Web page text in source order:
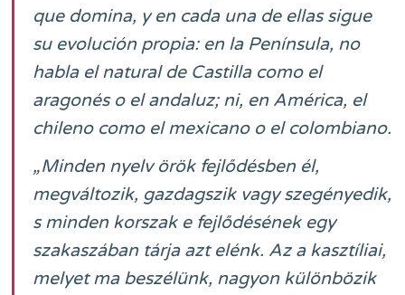
que domina, y en cada una de ellas sigue
su evolución propia: en la Península, no
habla el natural de Castilla como el
aragonés o el andaluz; ni, en América, el
chileno como el mexicano o el colombiano.
„Minden nyelv örök fejlődésben él,
megváltozik, gazdagszik vagy szegényedik,
s minden korszak e fejlődésének egy
szakaszában tárja azt elénk. Az a kasztíliai,
melyet ma beszélünk, nagyon különbözik